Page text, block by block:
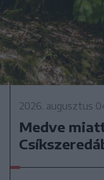
2026. augusztus
Medve